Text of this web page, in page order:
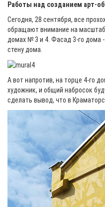
Работы над созданием арт-
Сегодня, 28 сентября, все
обращают внимание на
домах № 3 и 4. Фасад 3-го дома
стену дома.
А вот напротив, на торце 4-го
художник, и общий набросок
сделать вывод, что в